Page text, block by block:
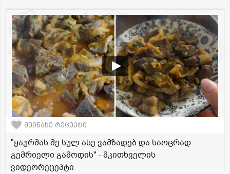
შეინახე რეცეპტი
"ყაურმას მე სულ ასე ვამზადებ და საოცრად
გემრიელი გამოდის" - მკითხველის
ვიდეორეცეპტი